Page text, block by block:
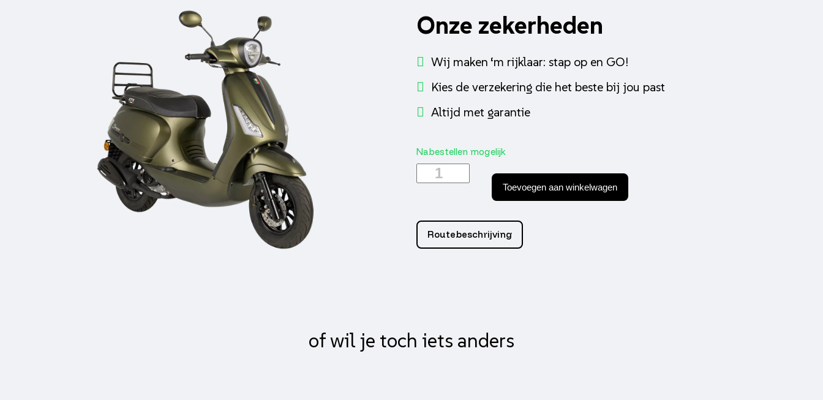
Onze zekerheden
Wij maken ‘m rijklaar: stap op en GO!
Kies de verzekering die het beste bij jou past
Altijd met garantie
Nabestellen mogelijk
Bravo
Grey
aantal
Toevoegen aan winkelwagen
Routebeschrijving
of wil je toch iets anders